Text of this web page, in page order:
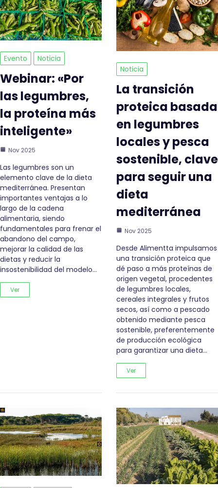
Evento Noticia
Webinar: «Por
las legumbres,
la proteína más
inteligente»
Nov 2025
Las legumbres son un
elemento clave de la dieta
mediterránea. Presentan
importantes ventajas a lo
largo de la cadena
alimentaria, siendo
fundamentales para frenar el
abandono del campo,
mejorar la calidad de las
dietas y reducir la
insostenibilidad del modelo…
Ver
Noticia
La transición
proteica basada
en legumbres
locales y pesca
sostenible, clave
para seguir una
dieta
mediterránea
Nov 2025
Desde Alimentta impulsamos
una transición proteica que
dé paso a más proteínas de
origen vegetal, procedentes
de legumbres locales,
cereales integrales y frutos
secos, así como a pescado
obtenido mediante pesca
sostenible, preferentemente
de producción ecológica
para garantizar una dieta…
Ver